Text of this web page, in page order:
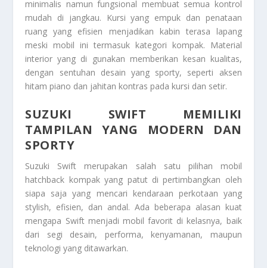
minimalis namun fungsional membuat semua kontrol
mudah di jangkau. Kursi yang empuk dan penataan
ruang yang efisien menjadikan kabin terasa lapang
meski mobil ini termasuk kategori kompak. Material
interior yang di gunakan memberikan kesan kualitas,
dengan sentuhan desain yang sporty, seperti aksen
hitam piano dan jahitan kontras pada kursi dan setir.
SUZUKI SWIFT MEMILIKI
TAMPILAN YANG MODERN DAN
SPORTY
Suzuki Swift merupakan salah satu pilihan mobil
hatchback kompak yang patut di pertimbangkan oleh
siapa saja yang mencari kendaraan perkotaan yang
stylish, efisien, dan andal. Ada beberapa alasan kuat
mengapa Swift menjadi mobil favorit di kelasnya, baik
dari segi desain, performa, kenyamanan, maupun
teknologi yang ditawarkan.